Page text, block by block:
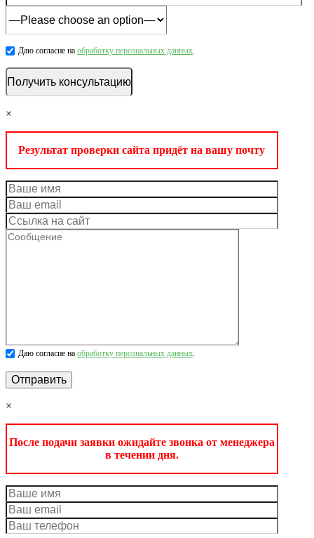
Даю согласие на обработку персональных данных.
×
Результат проверки сайта придёт на вашу почту
Даю согласие на обработку персональных данных.
×
После подачи заявки ожидайте звонка от менеджера
в течении дня.